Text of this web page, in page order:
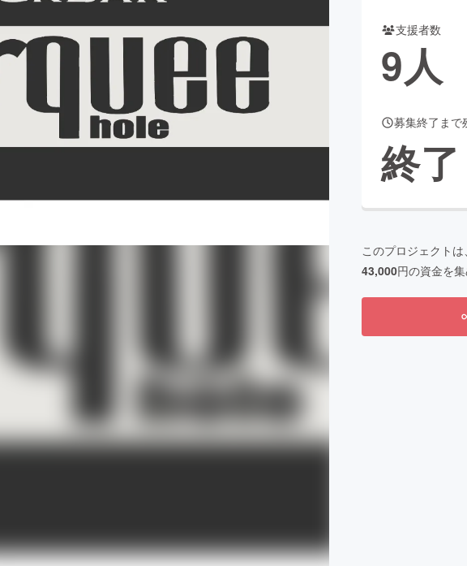
チャレンジ ビューティー・ヘルスケア
CAMPFIRE for Social Good
支援者数
9人
募集終了まで
終了
このプロジェクトは、
43,000円の資金を集